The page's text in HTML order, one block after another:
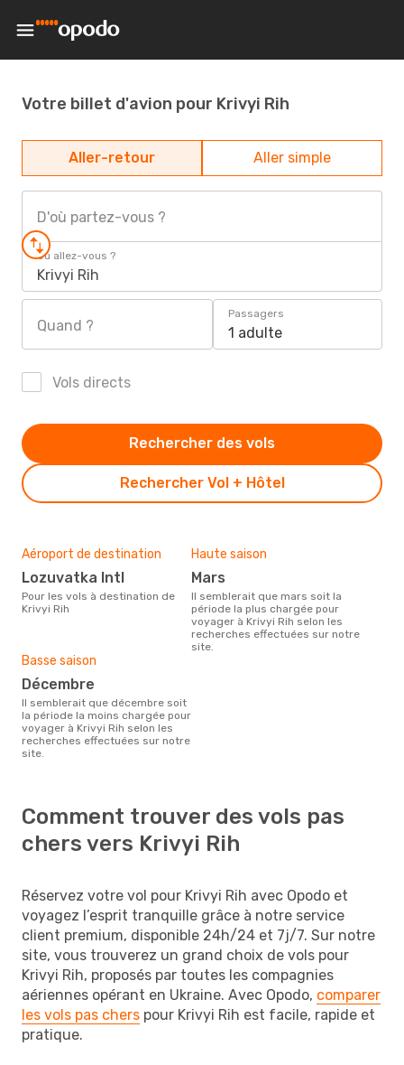
Votre billet d'avion pour Krivyi Rih
Aller-retour Aller simple
D'où partez-vous ?
Où allez-vous ?
Krivyi Rih
Quand ?
Passagers
1 adulte
Vols directs
Rechercher Vol + Hôtel
Rechercher des vols
Aéroport de destination
Lozuvatka Intl
Pour les vols à destination de
Krivyi Rih
Haute saison
mars
Il semblerait que mars soit la
période la plus chargée pour
voyager à Krivyi Rih selon les
recherches effectuées sur notre
site.
Basse saison
décembre
Il semblerait que décembre soit
la période la moins chargée pour
voyager à Krivyi Rih selon les
recherches effectuées sur notre
site.
Comment trouver des vols pas
chers vers Krivyi Rih
Réservez votre vol pour Krivyi Rih avec Opodo et
voyagez l’esprit tranquille grâce à notre service
client premium, disponible 24h/24 et 7j/7. Sur notre
site, vous trouverez un grand choix de vols pour
Krivyi Rih, proposés par toutes les compagnies
aériennes opérant en Ukraine. Avec Opodo, comparer
les vols pas chers pour Krivyi Rih est facile, rapide et
pratique.